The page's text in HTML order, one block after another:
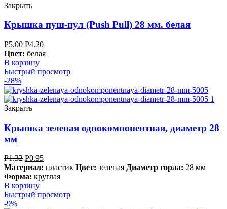
Закрыть
Крышка пуш-пул (Push Pull) 28 мм. белая
Р5.00 Р4.20
Цвет: белая
В корзину
Быстрый просмотр
-28%
Закрыть
Крышка зеленая однокомпонентная, диаметр 28
мм
Р1.32 Р0.95
Материал: пластик Цвет: зеленая Диаметр горла: 28 мм
Форма: круглая
В корзину
Быстрый просмотр
-9%